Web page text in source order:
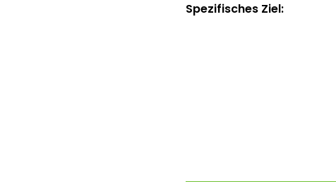
Spezifisches Ziel: